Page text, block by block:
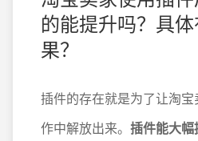
的能提升吗？具
果？
插件的存在就是为了让淘
作中解放出来。 插件能大